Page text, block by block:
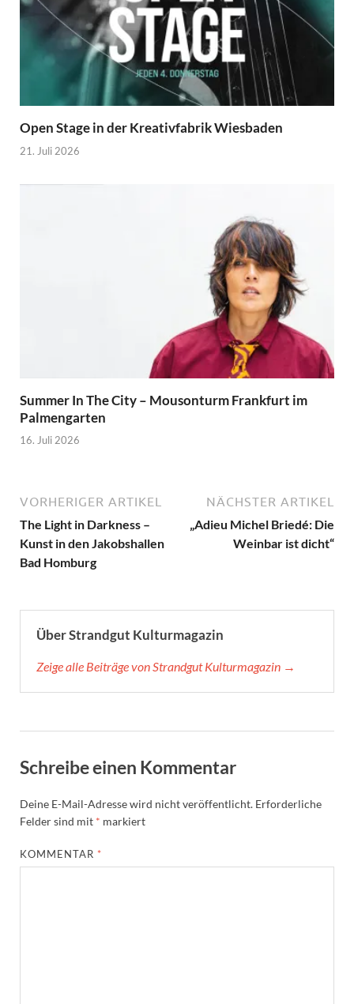
Open Stage in der Kreativfabrik Wiesbaden
21. Juli 2026
Summer In The City – Mousonturm Frankfurt im
Palmengarten
16. Juli 2026
VORHERIGER ARTIKEL
The Light in Darkness –
Kunst in den Jakobshallen
Bad Homburg
NÄCHSTER ARTIKEL
„Adieu Michel Briedé: Die
Weinbar ist dicht“
Über Strandgut Kulturmagazin
Zeige alle Beiträge von Strandgut Kulturmagazin →
Schreibe einen Kommentar
Deine E-Mail-Adresse wird nicht veröffentlicht. Erforderliche
Felder sind mit * markiert
KOMMENTAR *